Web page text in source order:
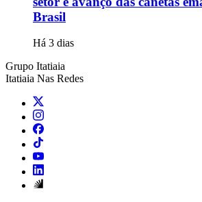
Brasil
Há 3 dias
Grupo Itatiaia
Itatiaia Nas Redes